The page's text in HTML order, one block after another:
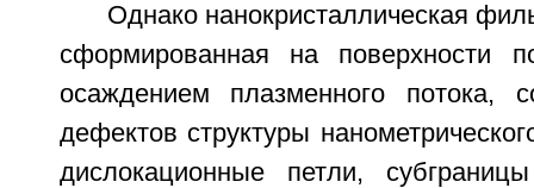
Однако нанокристаллическая
сформированная на поверхности
осаждением плазменного потока,
дефектов структуры
дислокационные петли,